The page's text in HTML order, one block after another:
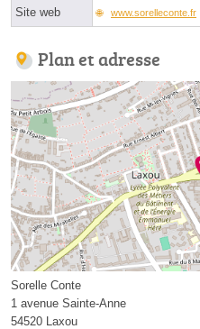
Site web www.sorelleconte.fr
Plan et adresse
Sorelle Conte
1 avenue Sainte-Anne
54520 Laxou